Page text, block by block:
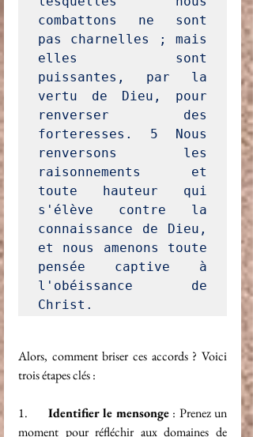
combattons ne sont
pas charnelles ; mais
elles sont
puissantes, par la
vertu de Dieu, pour
renverser des
forteresses. 5 Nous
renversons les
raisonnements et
toute hauteur qui
s'élève contre la
connaissance de Dieu,
et nous amenons toute
pensée captive à
l'obéissance de
Christ.
Alors, comment briser ces accords ? Voici
trois étapes clés :
1. Identifier le mensonge : Prenez un
moment pour réfléchir aux domaines de